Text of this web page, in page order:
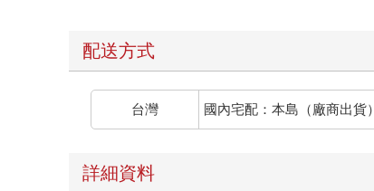
配送方式
台灣 國內宅配：本島（廠商出貨）
詳細資料